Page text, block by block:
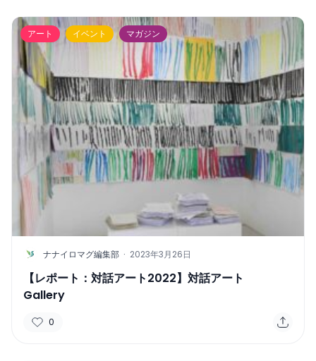
アート イベント マガジン
N ナナイロマグ編集部 · 2023年3月26日
【レポート：対話アート2022】対話アート
Gallery
0